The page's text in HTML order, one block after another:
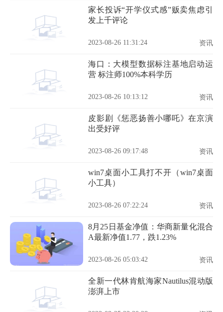
家长投诉“开学仪式感”贩卖焦虑引
发上千评论
2023-08-26 11:31:24 资讯
海口：大模型数据标注基地启动运
营 标注师100%本科学历
2023-08-26 10:13:12 资讯
皮影剧《惩恶扬善小哪吒》在京演
出受好评
2023-08-26 09:17:48 资讯
win7桌面小工具打不开（win7桌面
小工具）
2023-08-26 07:22:24 资讯
8月25日基金净值：华商新量化混合
A最新净值1.77，跌1.23%
2023-08-26 05:03:42 资讯
全新一代林肯航海家Nautilus混动版
澎湃上市